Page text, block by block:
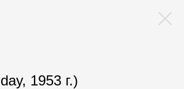
1953 г.)